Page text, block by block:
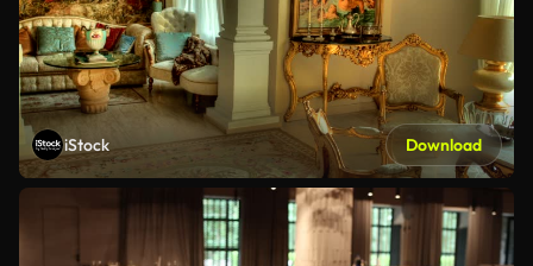
iStock Download